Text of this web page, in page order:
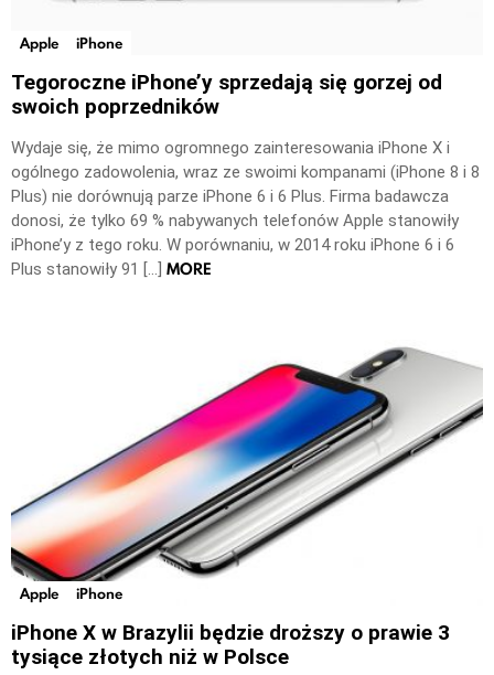
Apple iPhone
Tegoroczne iPhone’y sprzedają się gorzej od
swoich poprzedników
Wydaje się, że mimo ogromnego zainteresowania iPhone X i
ogólnego zadowolenia, wraz ze swoimi kompanami (iPhone 8 i 8
Plus) nie dorównują parze iPhone 6 i 6 Plus. Firma badawcza
donosi, że tylko 69 % nabywanych telefonów Apple stanowiły
iPhone’y z tego roku. W porównaniu, w 2014 roku iPhone 6 i 6
Plus stanowiły 91 […] MORE
Apple iPhone
iPhone X w Brazylii będzie droższy o prawie 3
tysiące złotych niż w Polsce